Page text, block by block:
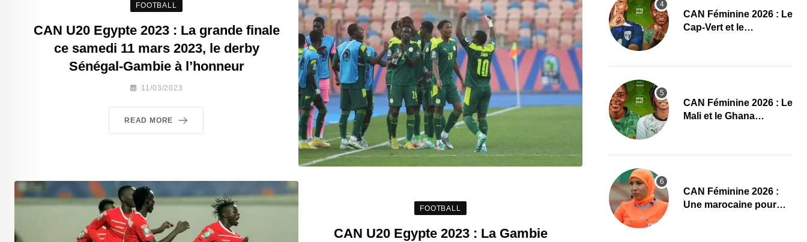
FOOTBALL
CAN U20 Egypte 2023 : La grande finale
ce samedi 11 mars 2023, le derby
Sénégal-Gambie à l’honneur
11/03/2023
READ MORE
FOOTBALL
CAN U20 Egypte 2023 : La Gambie
CAN Féminine 2026 : Le
Cap-Vert et le
‎CAN Féminine 2026 : Le
Mali et le Ghana
‎CAN Féminine 2026 :
Une marocaine pour